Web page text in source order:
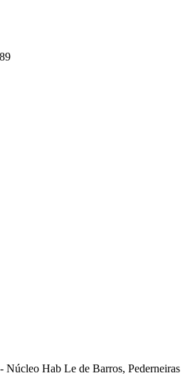
Núcleo Hab Le de Barros, Pederneiras